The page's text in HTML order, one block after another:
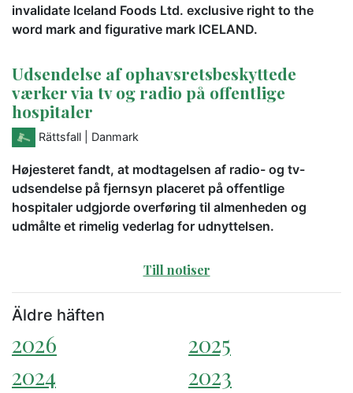
invalidate Iceland Foods Ltd. exclusive right to the
word mark and figurative mark ICELAND.
Udsendelse af ophavsretsbeskyttede
værker via tv og radio på offentlige
hospitaler
Rättsfall | Danmark
Højesteret fandt, at modtagelsen af radio- og tv-
udsendelse på fjernsyn placeret på offentlige
hospitaler udgjorde overføring til almenheden og
udmålte et rimelig vederlag for udnyttelsen.
Till notiser
Äldre häften
2026
2025
2024
2023